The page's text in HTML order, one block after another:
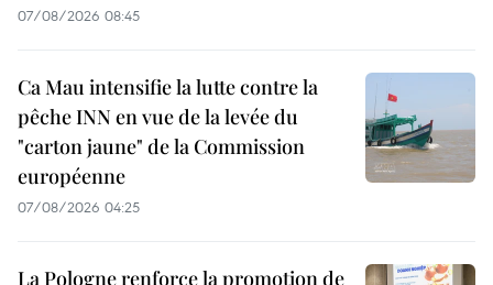
07/08/2026 08:45
Ca Mau intensifie la lutte contre la
pêche INN en vue de la levée du
"carton jaune" de la Commission
européenne
07/08/2026 04:25
La Pologne renforce la promotion de